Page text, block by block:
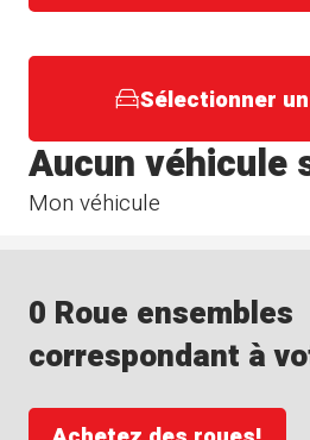
Sélectionner
Mon véhicule
Aucun véhicule
0 Roue ensembles
correspondant à